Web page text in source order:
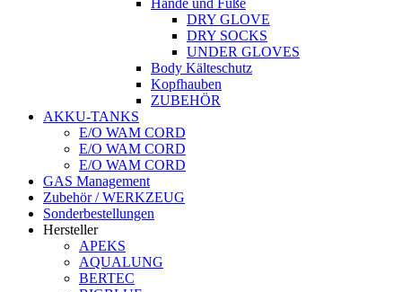
Hände und Füße
DRY GLOVE
DRY SOCKS
UNDER GLOVES
Body Kälteschutz
Kopfhauben
ZUBEHÖR
AKKU-TANKS
E/O WAM CORD
E/O WAM CORD
E/O WAM CORD
GAS Management
Zubehör / WERKZEUG
Sonderbestellungen
Hersteller
APEKS
AQUALUNG
BERTEC